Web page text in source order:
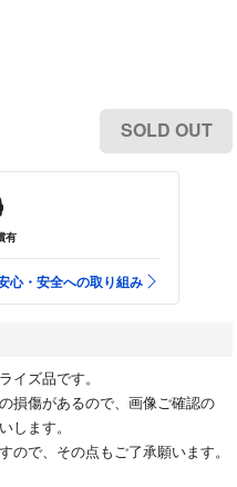
SOLD OUT
有
心・安全への取り組み
イズ品です。
損傷があるので、画像ご確認の
します。
で、その点もご了承願います。